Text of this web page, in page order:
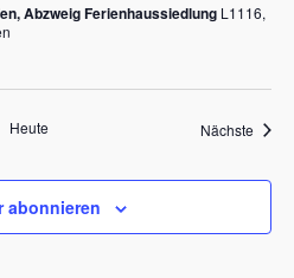
Abzweig Ferienhaussiedlung L1116,
Heute Nächste
abonnieren